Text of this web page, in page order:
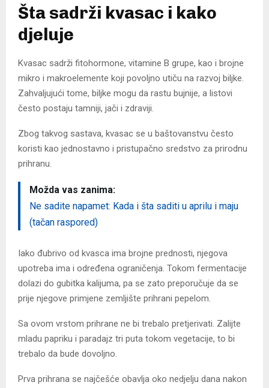
Šta sadrži kvasac i kako
djeluje
Kvasac sadrži fitohormone, vitamine B grupe, kao i brojne
mikro i makroelemente koji povoljno utiču na razvoj biljke.
Zahvaljujući tome, biljke mogu da rastu bujnije, a listovi
često postaju tamniji, jači i zdraviji.
Zbog takvog sastava, kvasac se u baštovanstvu često
koristi kao jednostavno i pristupačno sredstvo za prirodnu
prihranu.
Možda vas zanima:
Ne sadite napamet: Kada i šta saditi u aprilu i maju
(tačan raspored)
Iako đubrivo od kvasca ima brojne prednosti, njegova
upotreba ima i određena ograničenja. Tokom fermentacije
dolazi do gubitka kalijuma, pa se zato preporučuje da se
prije njegove primjene zemljište prihrani pepelom.
Sa ovom vrstom prihrane ne bi trebalo pretjerivati. Zalijte
mladu papriku i paradajz tri puta tokom vegetacije, to bi
trebalo da bude dovoljno.
Prva prihrana se najčešće obavlja oko nedjelju dana nakon